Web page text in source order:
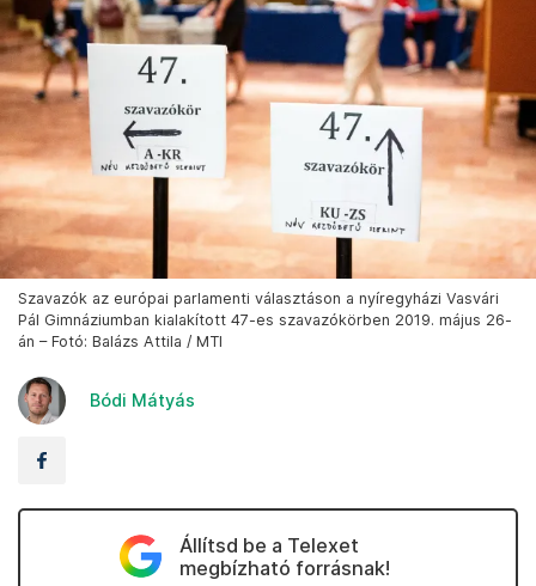
Szavazók az európai parlamenti választáson a nyíregyházi Vasvári
Pál Gimnáziumban kialakított 47-es szavazókörben 2019. május 26-
án – Fotó: Balázs Attila / MTI
Bódi Mátyás
Állítsd be a Telexet
megbízható forrásnak!